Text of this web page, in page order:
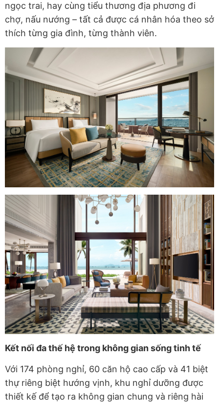
ngọc trai, hay cùng tiểu thương địa phương đi
chợ, nấu nướng – tất cả được cá nhân hóa theo sở
thích từng gia đình, từng thành viên.
Kết nối đa thế hệ trong không gian sống tinh tế
Với 174 phòng nghỉ, 60 căn hộ cao cấp và 41 biệt
thự riêng biệt hướng vịnh, khu nghỉ dưỡng được
thiết kế để tạo ra không gian chung và riêng hài